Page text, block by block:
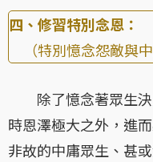
四、修習特別念恩：
（特別憶念怨敵與中
除了憶念著眾生決
時恩澤極大之外，進
非故的中庸眾生、甚